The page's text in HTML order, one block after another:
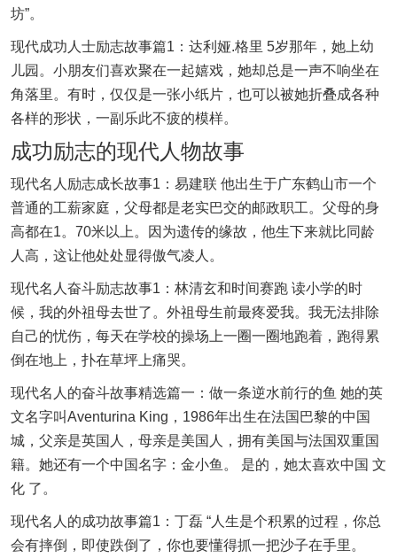
坊”。
现代成功人士励志故事篇1：达利娅.格里 5岁那年，她上幼
儿园。小朋友们喜欢聚在一起嬉戏，她却总是一声不响坐在
角落里。有时，仅仅是一张小纸片，也可以被她折叠成各种
各样的形状，一副乐此不疲的模样。
成功励志的现代人物故事
现代名人励志成长故事1：易建联 他出生于广东鹤山市一个
普通的工薪家庭，父母都是老实巴交的邮政职工。父母的身
高都在1。70米以上。因为遗传的缘故，他生下来就比同龄
人高，这让他处处显得傲气凌人。
现代名人奋斗励志故事1：林清玄和时间赛跑 读小学的时
候，我的外祖母去世了。外祖母生前最疼爱我。我无法排除
自己的忧伤，每天在学校的操场上一圈一圈地跑着，跑得累
倒在地上，扑在草坪上痛哭。
现代名人的奋斗故事精选篇一：做一条逆水前行的鱼 她的英
文名字叫Aventurina King，1986年出生在法国巴黎的中国
城，父亲是英国人，母亲是美国人，拥有美国与法国双重国
籍。她还有一个中国名字：金小鱼。 是的，她太喜欢中国 文
化 了。
现代名人的成功故事篇1：丁磊 “人生是个积累的过程，你总
会有摔倒，即使跌倒了，你也要懂得抓一把沙子在手里。